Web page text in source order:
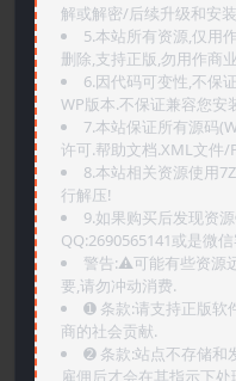
解或解密/后续升级和安
5.本站所有资源,仅用
删除,支持正版,勿用作商
6.因代码可变性,不保
WP版本.不保证兼容您安
7.本站保证所有源码
许可.帮助文档.XML文件/
8.本站相关资源使用
行解压!
9.如果购买后发现资
QQ:2690565141或是微
警告:⚠️可能有些资源
要,请勿冲动消费.
➊️ 条款:请支持正版软
商的社会贡献.
➋️ 条款:站点不存储和
雇佣后才会在其指示下